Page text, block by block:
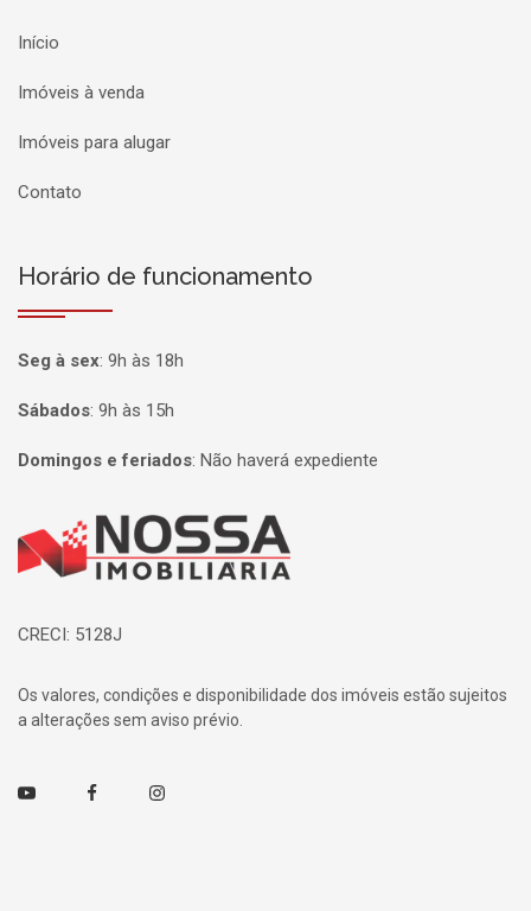
Início
Imóveis à venda
Imóveis para alugar
Contato
Horário de funcionamento
Seg à sex: 9h às 18h
Sábados: 9h às 15h
Domingos e feriados: Não haverá expediente
Página inicial
CRECI: 5128J
Os valores, condições e disponibilidade dos imóveis estão sujeitos
a alterações sem aviso prévio.
Youtube FacebookInstagram